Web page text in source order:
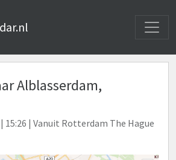
Alblasserdam,
15:26 | Vanuit Rotterdam The Hague